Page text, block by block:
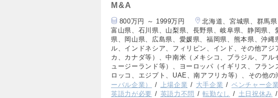
M&A
800万円 ～ 1999万円
北海道、宮城県、群馬
富山県、石川県、山梨県、長野県、岐阜県、静岡県
県、岡山県、広島県、愛媛県、福岡県、熊本県、沖
ル、インドネシア、フィリピン、インド、その他ア
カ、カナダ等）、中南米（メキシコ、ブラジル、ア
ュージーランド等）、ヨーロッパ（イギリス、フラ
ロッコ、エジプト、UAE、南アフリカ等）、その他の
ーバル企業）
上場企業 大手企業 ベンチャー企業
英語力が必要
英語力不問 転勤なし 土日祝休み